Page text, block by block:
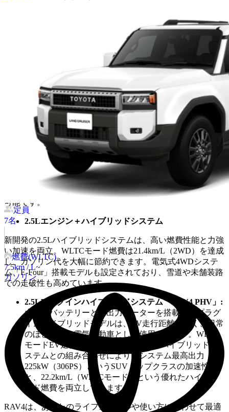
「パワフルな走りと優れた環境性能を両立」
RAV4は、様々なパワートレインの選択肢が用意されてお
り、パワフルな走りと優れた燃費性能を高次元で両立してい
2.0Lダイナミックフォースエンジン（ガソリン車）
高い熱効率と低フリクション化を追求した2.0Lガソリンエン
ジンは、Direct Shift-CVTとの組み合わせにより、力強く伸び
やかな加速と優れた燃費性能を両立。WLTCモード燃費は
15.2km/L（2WD）を達成しており、パワフルな走りを求め
る方にも満足いただけます。さらに、優れた燃費と走破性を
両立する「ダイナミックトルクベクタリングAWD」も選択
可能です。
2.5Lエンジン＋ハイブリッドシステム
新開発の2.5Lハイブリッドシステムは、高い燃費性能と力強
い加速を両立。WLTCモード燃費は21.4km/L（2WD）を達成
し、ガソリン代を大幅に節約できます。電気式4WDシステ
ム「E-Four」搭載モデルも設定されており、雪道や未舗装路
での走破性も高めています。
2.5Lプラグインハイブリッドシステム「RAV4 PHV」:
大容量バッテリーと高出力モーターを搭載したプラグ
インハイブリッドモデルは、EV走行距離が長く、日常
のほとんどを電気自動車として使用できます。WLTC
モードEV走行距離は95km。さらに、ハイブリッドシ
ステムとの組み合わせにより、システム最高出力
225kW（306PS）というSUVトップクラスの加速性能
と、22.2km/L（WLTCモード）という優れたハイブリ
ッド燃費を両立しています。
RAV4は、あなたのライフスタイルや使い方に合わせて最適
定員
7名
燃費(WLTC)
7.5km / L~
ガソリン